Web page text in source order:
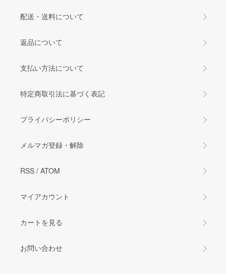
配送・送料について
返品について
支払い方法について
特定商取引法に基づく表記
プライバシーポリシー
メルマガ登録・解除
RSS / ATOM
マイアカウント
カートを見る
お問い合わせ